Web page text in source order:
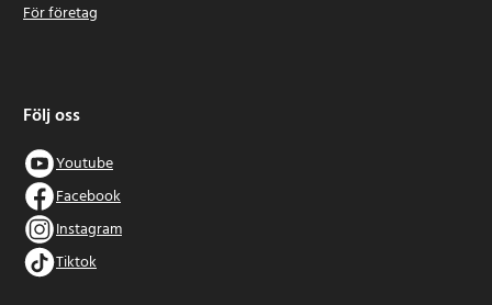
För företag
Följ oss
Youtube
Facebook
Instagram
Tiktok